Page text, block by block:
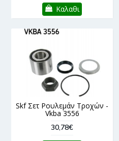
Καλαθι
Skf Σετ Ρουλεμάν Τροχών -
Vkba 3556
30,78€